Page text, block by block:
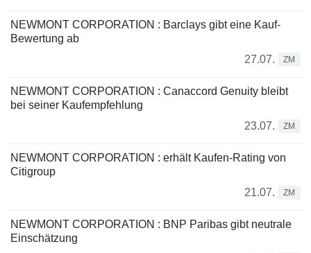
NEWMONT CORPORATION : Barclays gibt eine Kauf-
Bewertung ab
27.07.
ZM
NEWMONT CORPORATION : Canaccord Genuity bleibt
bei seiner Kaufempfehlung
23.07.
ZM
NEWMONT CORPORATION : erhält Kaufen-Rating von
Citigroup
21.07.
ZM
NEWMONT CORPORATION : BNP Paribas gibt neutrale
Einschätzung